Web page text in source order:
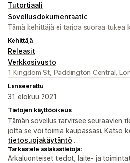
Tutortiaali
Sovellusdokumentaatio
Tämä kehittäjä ei tarjoa suoraa tukea
Kehittäjä
Releasit
Verkkosivusto
1 Kingdom St, Paddington Central,
Lanseerattu
31. elokuu 2021
Tietojen käyttöoikeus
Tämän sovellus tarvitsee seuraavien
jotta se voi toimia kaupassasi. Katso
tietosuojakäytäntö .
Tarkastele asiakastietoja:
Arkaluonteiset tiedot, laite- ja